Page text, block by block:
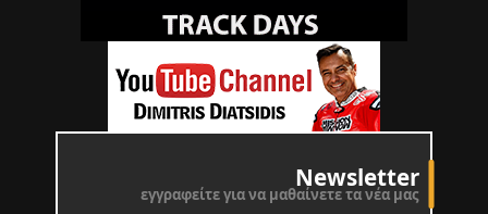
Newsletter
εγγραφείτε για να μαθαίνετε τα νέα μας